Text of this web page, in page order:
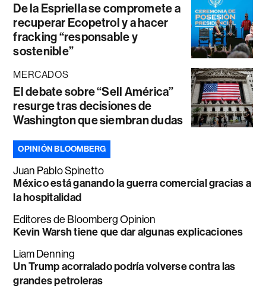
De la Espriella se compromete a
recuperar Ecopetrol y a hacer
fracking “responsable y
sostenible”
MERCADOS
El debate sobre “Sell América”
resurge tras decisiones de
Washington que siembran dudas
OPINIÓN BLOOMBERG
Juan Pablo Spinetto
México está ganando la guerra comercial gracias a
la hospitalidad
Editores de Bloomberg Opinion
Kevin Warsh tiene que dar algunas explicaciones
Liam Denning
Un Trump acorralado podría volverse contra las
grandes petroleras